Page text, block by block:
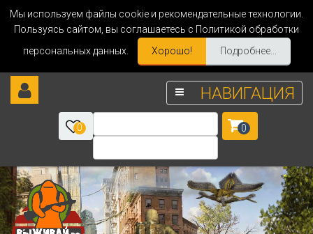
Мы используем файлы cookie и рекомендательные технологии.
Пользуясь сайтом, вы соглашаетесь с Политикой обработки
персональных данных.
Хорошо! Подробнее...
НАВИГАЦИЯ
0 0